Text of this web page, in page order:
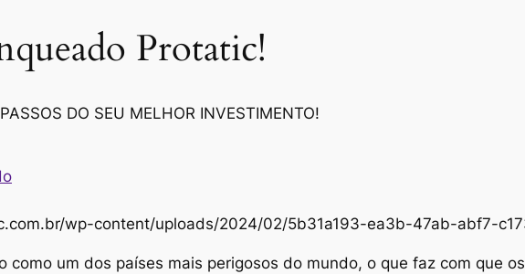
Protatic!
DO SEU MELHOR INVESTIMENTO!
wp-content/uploads/2024/02/5b31a193-ea3b-47ab-abf7-
como um dos países mais perigosos do mundo, o que faz com que